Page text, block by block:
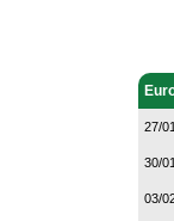
27/
30/
03/